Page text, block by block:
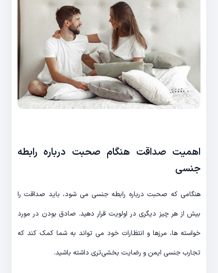
اهمیت صداقت هنگام صحبت درباره رابطه
جنسی
هنگامی که صحبت درباره رابطه جنسی می شود، باید صداقت را
بیش از هر چیز دیگری در اولویت قرار دهید. صادق بودن در مورد
خواسته ها، مرزها و انتظارات خود می تواند به شما کمک کند که
تجارب جنسی ایمن و رضایت بخشی‌تری داشته باشید.